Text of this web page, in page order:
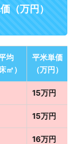
（万円）
均
㎡）
平米単価
（万円）
15万円
15万円
16万円